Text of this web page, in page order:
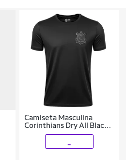
Camiseta Masculina
Corinthians Dry All Black